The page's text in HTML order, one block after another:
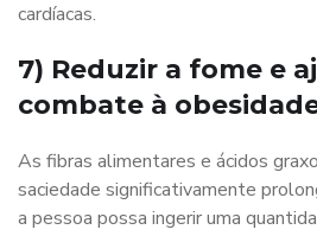
cardíacas.
7) Reduzir a fome e
combate à
As fibras alimentares e ácidos
saciedade significativamente
a pessoa possa ingerir uma